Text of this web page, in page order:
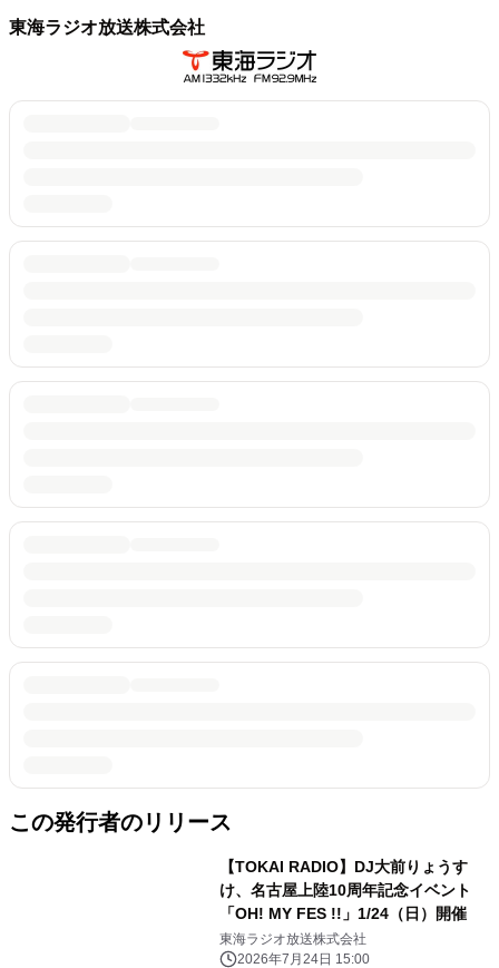
東海ラジオ放送株式会社
この発行者のリリース
【TOKAI RADIO】DJ大前りょうす
け、名古屋上陸10周年記念イベント
「OH! MY FES !!」1/24（日）開催
東海ラジオ放送株式会社
2026年7月24日 15:00